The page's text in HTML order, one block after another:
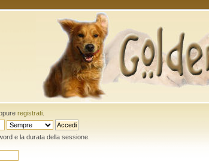
registrati.
e la durata della sessione.